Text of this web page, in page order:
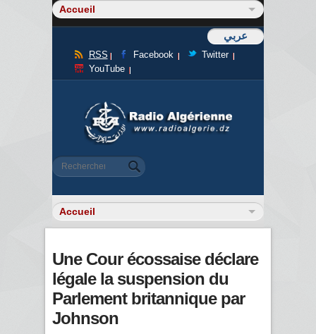
عربي
RSS Facebook
Twitter
YouTube
Formulaire de recherche
Rechercher
Une Cour écossaise déclare
légale la suspension du
Parlement britannique par
Johnson